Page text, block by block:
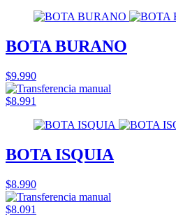
BOTA BURANO
$9.990
$8.991
BOTA ISQUIA
$8.990
$8.091